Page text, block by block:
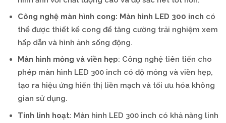
Công nghệ màn hình cong: Màn hình LED 300 inch có
thể được thiết kế cong để tăng cường trải nghiệm xem
hấp dẫn và hình ảnh sống động.
Màn hình mỏng và viền hẹp: Công nghệ tiên tiến cho
phép màn hình LED 300 inch có độ mỏng và viền hẹp,
tạo ra hiệu ứng hiển thị liền mạch và tối ưu hóa không
gian sử dụng.
Tính linh hoạt: Màn hình LED 300 inch có khả năng linh